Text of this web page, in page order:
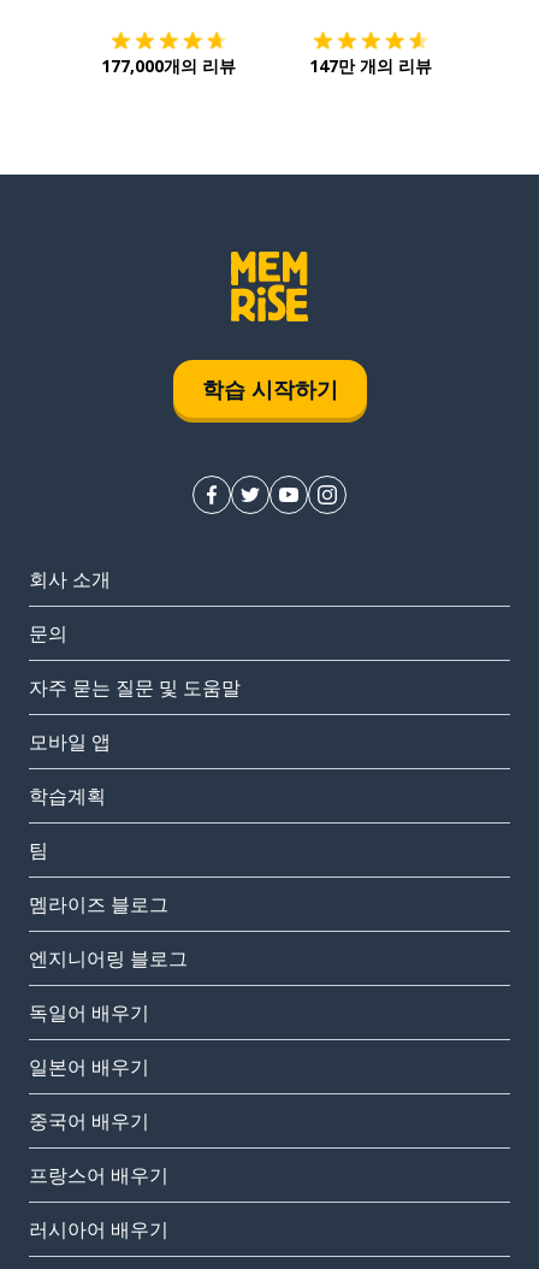
177,000개의 리뷰 147만 개의 리뷰
학습 시작하기
회사 소개
문의
자주 묻는 질문 및 도움말
모바일 앱
학습계획
팀
멤라이즈 블로그
엔지니어링 블로그
독일어 배우기
일본어 배우기
중국어 배우기
프랑스어 배우기
러시아어 배우기